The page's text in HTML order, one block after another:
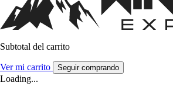
Subtotal del carrito
Ver mi carrito Seguir comprando
Loading...